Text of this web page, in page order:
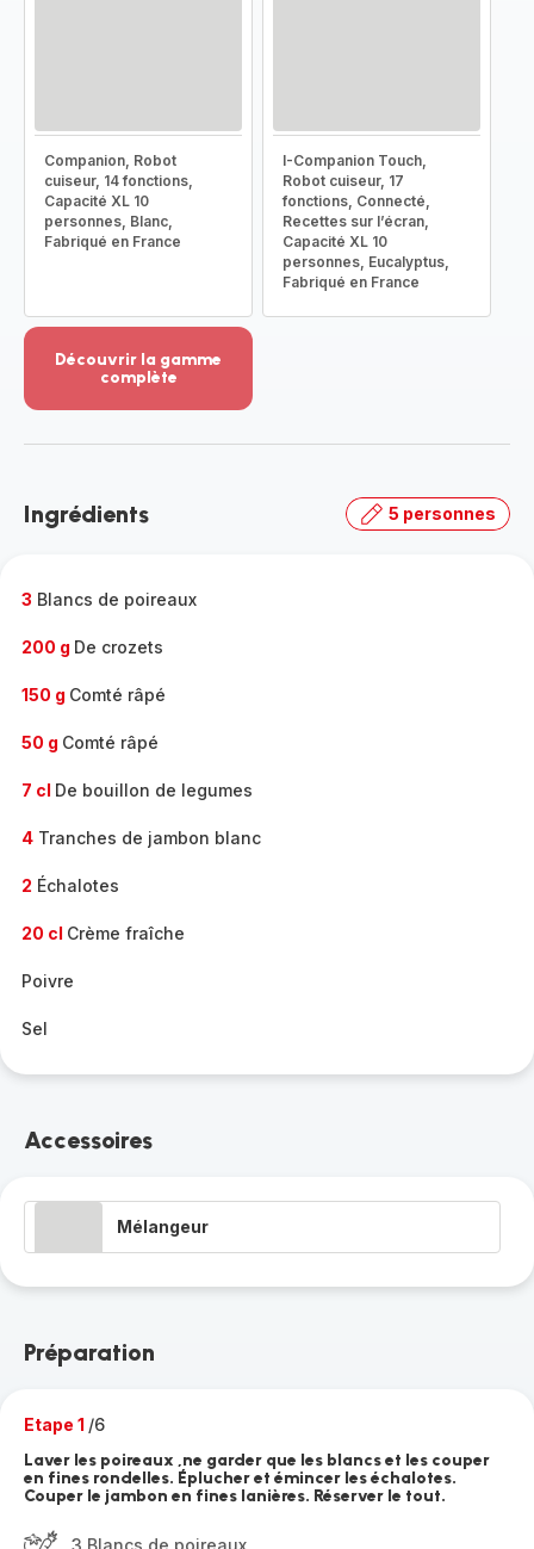
Companion, Robot
cuiseur, 14 fonctions,
Capacité XL 10
personnes, Blanc,
Fabriqué en France
I-Companion Touch,
Robot cuiseur, 17
fonctions, Connecté,
Recettes sur l’écran,
Capacité XL 10
personnes, Eucalyptus,
Fabriqué en France
Découvrir la gamme
complète
-
gamme
Ingrédients 5 personnes
3 Blancs de poireaux
200 g De crozets
150 g Comté râpé
50 g Comté râpé
7 cl De bouillon de legumes
4 Tranches de jambon blanc
2 Échalotes
20 cl Crème fraîche
Poivre
Sel
Accessoires
Mélangeur
Préparation
Etape 1 /6
Laver les poireaux ,ne garder que les blancs et les couper
en fines rondelles. Éplucher et émincer les échalotes.
Couper le jambon en fines lanières. Réserver le tout.
3 Blancs de poireaux